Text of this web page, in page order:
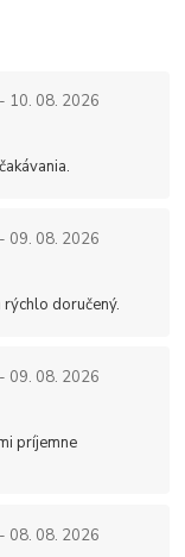
- 10. 08. 2026
- 09. 08. 2026
doručený.
- 09. 08. 2026
príjemne
- 08. 08. 2026